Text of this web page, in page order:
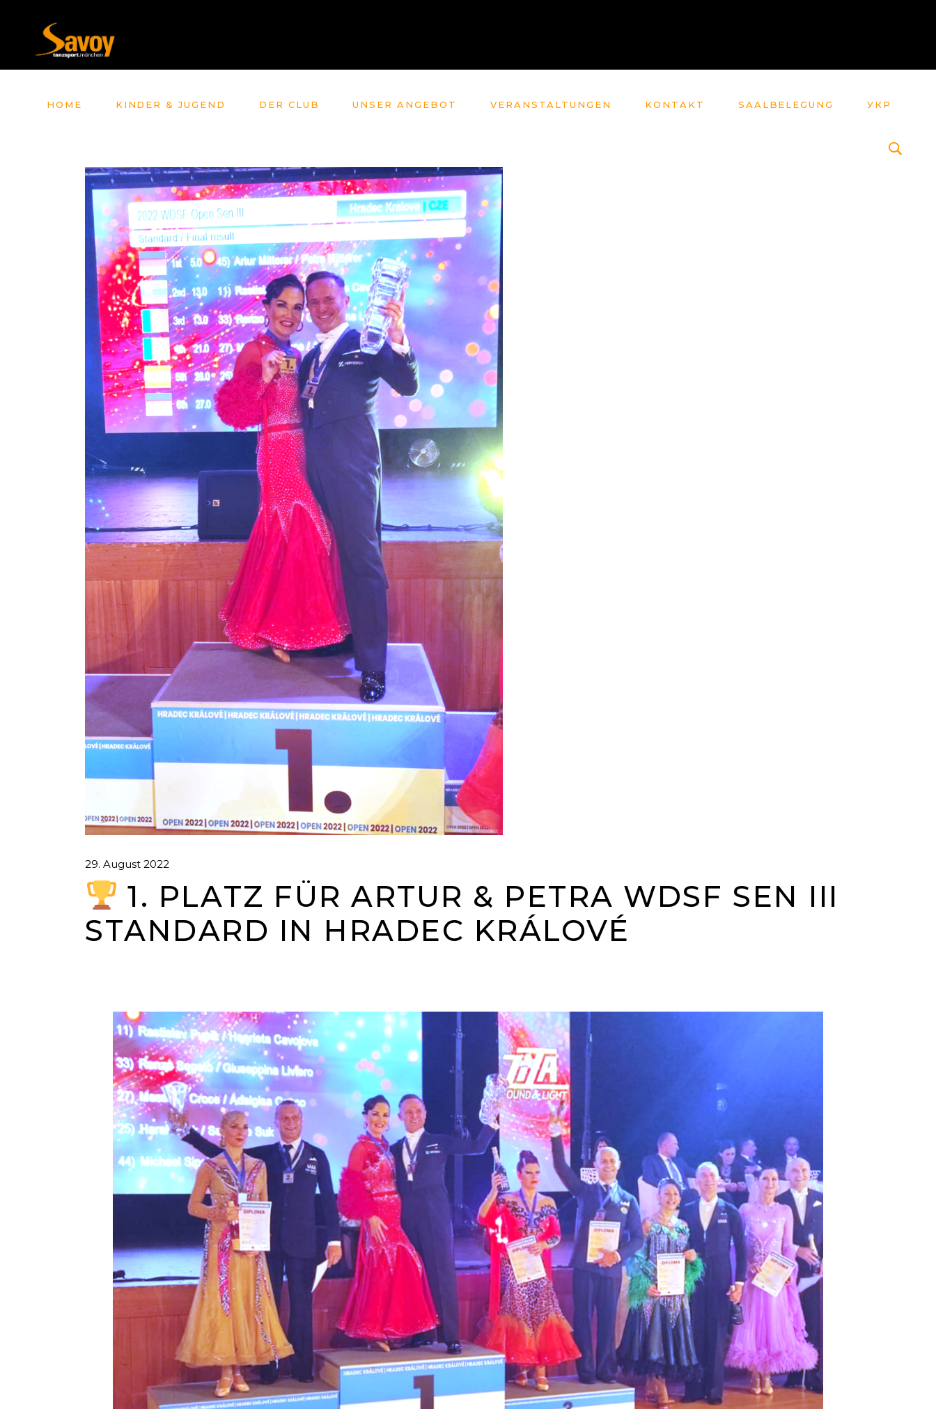
HOME KINDER & JUGEND DER CLUB UNSER ANGEBOT VERANSTALTUNGEN KONTAKT SAALBELEGUNG УКР
29. August 2022
1. PLATZ FÜR ARTUR & PETRA WDSF SEN III
STANDARD IN HRADEC KRÁLOVÉ